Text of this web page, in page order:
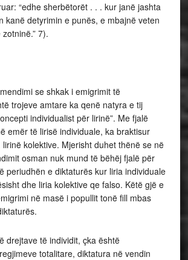
“edhe sherbëtorët . . . kur janë jashta
kanë detyrimin e punës, e mbajnë veten
7).
se shkak i emigrimit të
trojeve amtare ka qenë natyra e tij
individualist për lirinë”. Me fjalë
emër të lirisë individuale, ka braktisur
kolektive. Mjerisht duhet thënë se në
osman nuk mund të bëhëj fjalë për
periudhën e diktaturës kur liria individuale
dhe liria kolektive qe falso. Këtë gjë e
në masë i popullit tonë fill mbas
drejtave të individit, çka është
totalitare, diktatura në vendin